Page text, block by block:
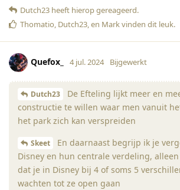
Dutch23 heeft hierop gereageerd.
Thomatio, Dutch23, en Markvinden dit leuk.
Quefox_ 4 jul. 2024 Bijgewerkt
Dutch23
De Efteling lijkt meer en
constructie te willen waar men vanuit
het park zich kan verspreiden
Skeet
En daarnaast begrijp ik je
Disney en hun centrale verdeling,
dat je in Disney bij 4 of soms 5
wachten tot ze open gaan